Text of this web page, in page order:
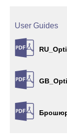
User Guides